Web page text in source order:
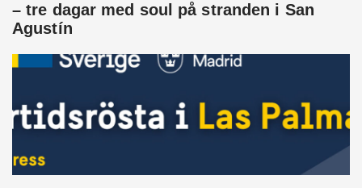
– tre dagar med soul på stranden i San
Agustín